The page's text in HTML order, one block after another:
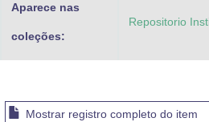
Aparece nas
coleções:
Repositorio
Mostrar registro completo do item